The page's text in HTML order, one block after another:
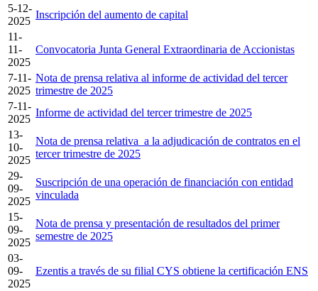
5-12-
2025
Inscripción del aumento de capital
11-
11-
2025
Convocatoria Junta General Extraordinaria de Accionistas
7-11-
2025
Nota de prensa relativa al informe de actividad del tercer
trimestre de 2025
7-11-
2025
Informe de actividad del tercer trimestre de 2025
13-
10-
2025
Nota de prensa relativa a la adjudicación de contratos en el
tercer trimestre de 2025
29-
09-
2025
Suscripción de una operación de financiación con entidad
vinculada
15-
09-
2025
Nota de prensa y presentación de resultados del primer
semestre de 2025
03-
09-
2025
Ezentis a través de su filial CYS obtiene la certificación ENS